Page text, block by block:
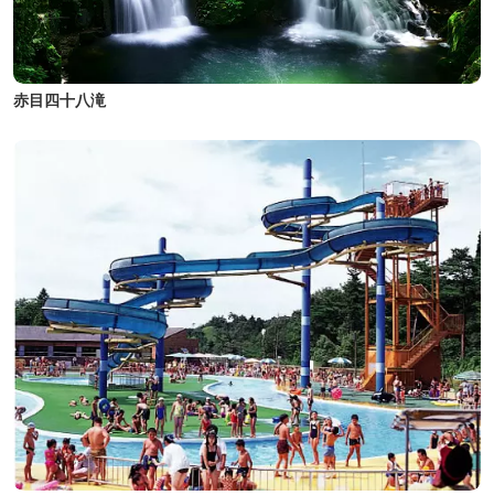
赤目四十八滝